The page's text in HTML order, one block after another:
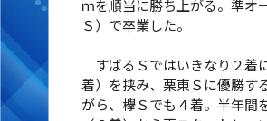
ｍを順当に勝ち上がる。準オ
Ｓ）で卒業した。
すばるＳではいきなり２着
着）を挟み、栗東Ｓに優勝す
がら、欅Ｓでも４着。半年間